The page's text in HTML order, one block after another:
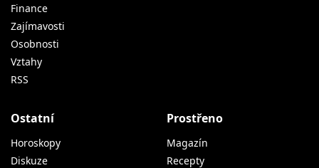
Finance
Zajímavosti
Osobnosti
Vztahy
RSS
Ostatní
Horoskopy
Diskuze
Prostřeno
Magazín
Recepty